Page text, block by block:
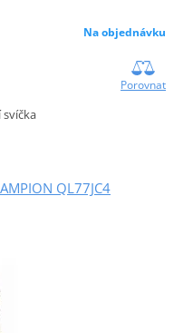
Na objednávku
Porovnat
svíčka
QL77JC4